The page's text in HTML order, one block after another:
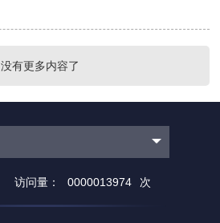
没有更多内容了
访问量： 0000013974 次